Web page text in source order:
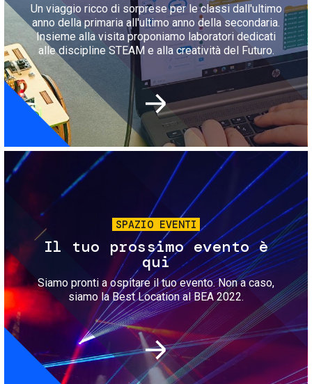
Un viaggio ricco di sorprese per le classi dall'ultimo
anno della primaria all'ultimo anno della secondaria.
Insieme alla visita proponiamo laboratori dedicati
alle discipline STEAM e alla creatività del Futuro.
Immagine
SPAZIO EVENTI
Il tuo prossimo evento è
qui
Siamo pronti a ospitare il tuo evento. Non a caso,
siamo la Best Location al BEA 2022.